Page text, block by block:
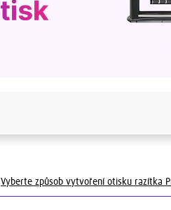
Vyberte způsob vytvoření otisku razítka